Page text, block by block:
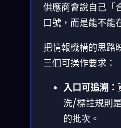
供應商會說自己「
口號，而是能不能
把情報機構的思路
三個可操作要求：
入口可追溯：
洗/標註規則
的批次。